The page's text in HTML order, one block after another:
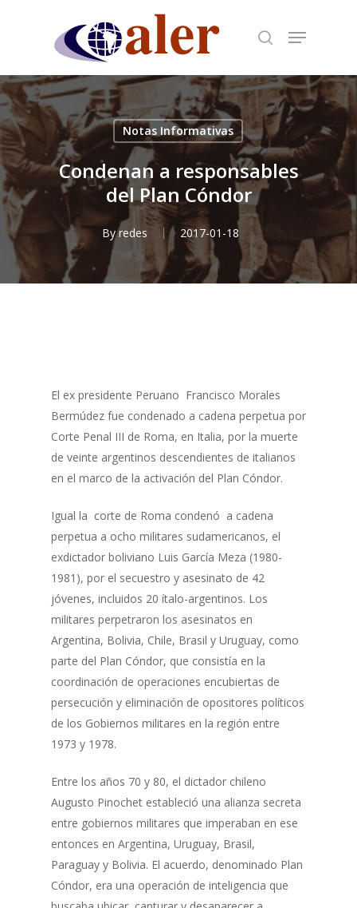
content
Notas Informativas
Condenan a responsables
del Plan Cóndor
By redes 2017-01-18
El ex presidente Peruano Francisco Morales
Bermúdez fue condenado a cadena perpetua por
Corte Penal III de Roma, en Italia, por la muerte
de veinte argentinos descendientes de italianos
en el marco de la activación del Plan Cóndor.
Igual la corte de Roma condenó a cadena
perpetua a ocho militares sudamericanos, el
exdictador boliviano Luis García Meza (1980-
1981), por el secuestro y asesinato de 42
jóvenes, incluidos 20 ítalo-argentinos. Los
militares perpetraron los asesinatos en
Argentina, Bolivia, Chile, Brasil y Uruguay, como
parte del Plan Cóndor, que consistía en la
coordinación de operaciones encubiertas de
persecución y eliminación de opositores políticos
de los Gobiernos militares en la región entre
1973 y 1978.
Entre los años 70 y 80, el dictador chileno
Augusto Pinochet estableció una alianza secreta
entre gobiernos militares que imperaban en ese
entonces en Argentina, Uruguay, Brasil,
Paraguay y Bolivia. El acuerdo, denominado Plan
Cóndor, era una operación de inteligencia que